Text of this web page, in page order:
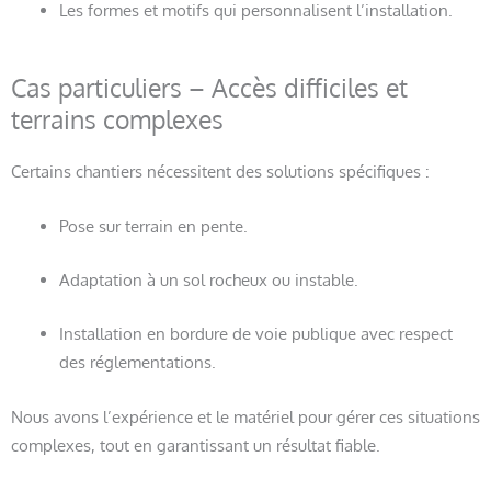
Les formes et motifs qui personnalisent l’installation.
Cas particuliers – Accès difficiles et
terrains complexes
Certains chantiers nécessitent des solutions spécifiques :
Pose sur terrain en pente.
Adaptation à un sol rocheux ou instable.
Installation en bordure de voie publique avec respect
des réglementations.
Nous avons l’expérience et le matériel pour gérer ces situations
complexes, tout en garantissant un résultat fiable.